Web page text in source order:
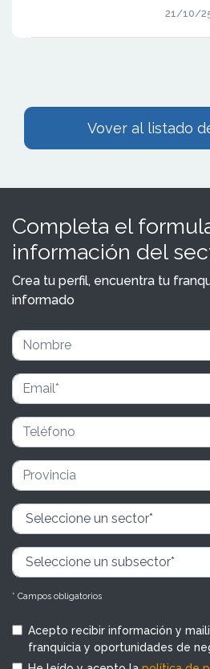
21/10/
Vover al listado
Completa el
información del
Crea tu perfil, encuentra tu
informado
* Campos obligatorios
Acepto recibir información y
franquicia y oportunidades de